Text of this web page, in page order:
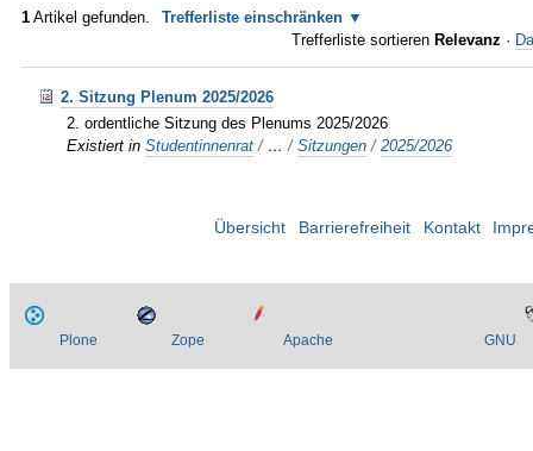
1 Artikel gefunden.
Trefferliste einschränken
Trefferliste sortieren Relevanz ·
2. Sitzung Plenum 2025/2026
2. ordentliche Sitzung des Plenums 2025/2026
Existiert in Studentinnenrat / …/Sitzungen /2025/2026
Übersicht Barrierefreiheit Kontakt
Plone Zope Apache GNU